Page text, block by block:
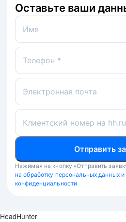
Оставьте ваши
Имя
Телефон *
Электронная почта
Клиентский номер на hh.ru
Отправить
Нажимая на кнопку «Отправить
на обработку персональных данных
конфиденциальности
HeadHunter